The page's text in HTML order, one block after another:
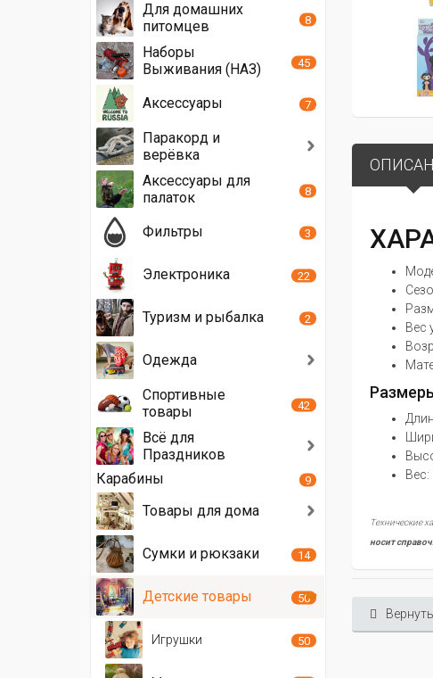
Вес
Вес:
Технические
носит
Для домашних
питомцев
8
Наборы
Выживания (НАЗ)
45
Аксессуары 7
Паракорд и
верёвка
Аксессуары для
палаток
8
Фильтры 3
Электроника 22
Туризм и рыбалка 2
Одежда
Спортивные
товары
42
Всё для
Праздников
Карабины
9
Товары для дома
Сумки и рюкзаки 14
Детские товары 50
Игрушки 50